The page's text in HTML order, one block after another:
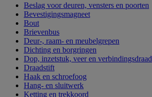
Beslag voor deuren, vensters en poorten
Bevestigingsmagneet
Bout
Brievenbus
Deur-, raam- en meubelgrepen
Dichting en borgringen
Dop, inzetstuk, veer en verbindingsdraad
Draadstift
Haak en schroefoog
Hang- en sluitwerk
Ketting en trekkoord